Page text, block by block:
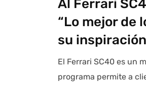
Al Ferrari
“Lo mejor de
su
El Ferrari SC40 es un
programa permite a